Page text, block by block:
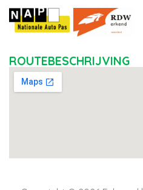
ROUTEBESCHRIJVING